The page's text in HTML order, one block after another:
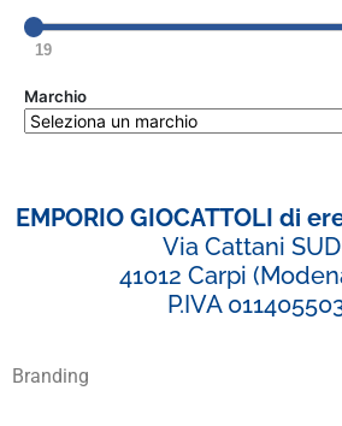
19
Marchio
EMPORIO GIOCATTOLI di
Via Cattani
41012 Carpi
P.IVA
Branding